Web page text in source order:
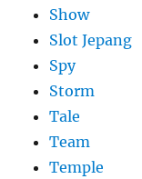
Show
Slot Jepang
Spy
Storm
Tale
Team
Temple